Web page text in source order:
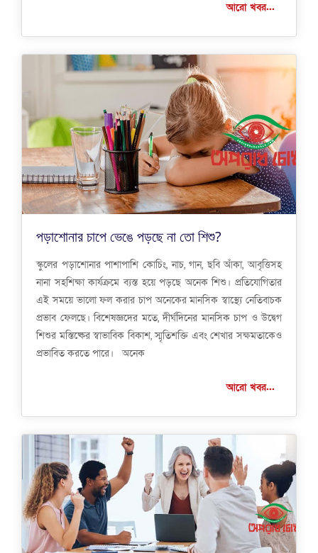
আরো খবর...
পড়াশোনার চাপে ভেঙে পড়ছে না তো শিশু?
স্কুলের পড়াশোনার পাশাপাশি কোচিং, নাচ, গান, ছবি আঁকা, আবৃত্তিসহ
নানা সহশিক্ষা কার্যক্রমে ব্যস্ত হয়ে পড়ছে অনেক শিশু। প্রতিযোগিতার
এই সময়ে ভালো ফল করার চাপ অনেকের মানসিক স্বাস্থ্যে নেতিবাচক
প্রভাব ফেলছে। বিশেষজ্ঞদের মতে, দীর্ঘদিনের মানসিক চাপ ও উদ্বেগ
শিশুর মস্তিষ্কের স্বাভাবিক বিকাশ, স্মৃতিশক্তি এবং শেখার সক্ষমতাকেও
প্রভাবিত করতে পারে। অনেক
আরো খবর...